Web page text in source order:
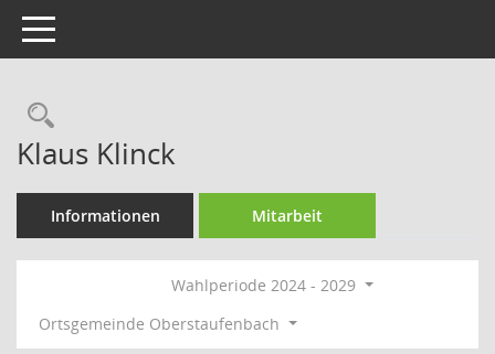
Toggle navigation
Rechercheauswahl
Klaus Klinck
Informationen Mitarbeit
Wahlperiode 2024 - 2029
Ortsgemeinde Oberstaufenbach